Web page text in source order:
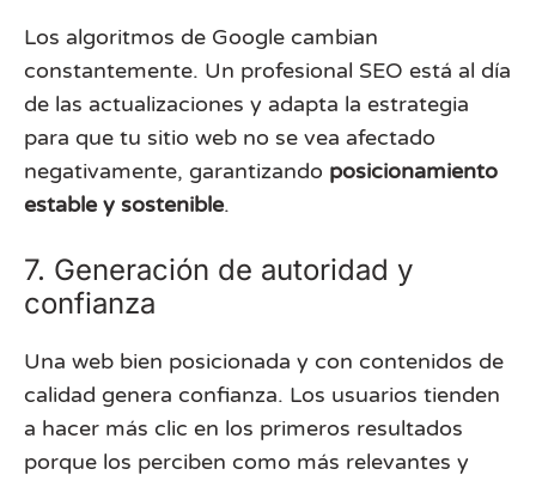
Los algoritmos de Google cambian
constantemente. Un profesional SEO está al día
de las actualizaciones y adapta la estrategia
para que tu sitio web no se vea afectado
negativamente, garantizando posicionamiento
estable y sostenible.
7. Generación de autoridad y
confianza
Una web bien posicionada y con contenidos de
calidad genera confianza. Los usuarios tienden
a hacer más clic en los primeros resultados
porque los perciben como más relevantes y